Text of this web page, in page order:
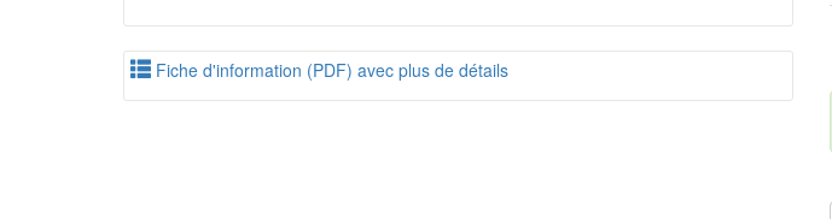
Fiche d'information (PDF) avec plus de détails